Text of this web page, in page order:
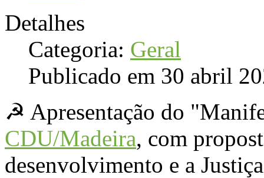
Detalhes
Categoria: Geral
Publicado em 30 abril
☭ Apresentação do
CDU/Madeira, com
desenvolvimento e a